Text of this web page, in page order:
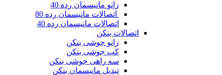
زانو مانیسمان رده 40
اتصالات مانیسمان رده 80
اتصالات مانیسمان رده 40
اتصالات بنکن
زانو جوشی بنکن
کپ جوشی بنکن
سه راهی جوشی بنکن
تبدیل مانیسمان بنکن